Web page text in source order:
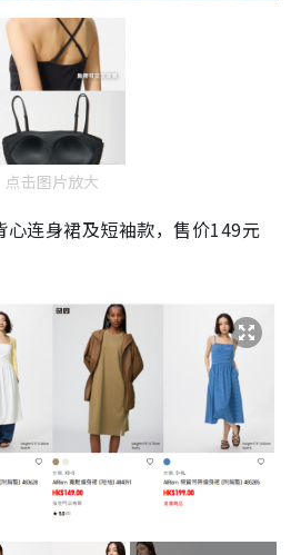
点击图片放大
心连身裙及短袖款，售价149元